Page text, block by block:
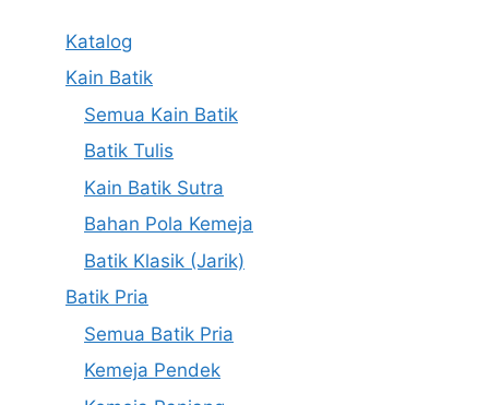
Katalog
Kain Batik
Semua Kain Batik
Batik Tulis
Kain Batik Sutra
Bahan Pola Kemeja
Batik Klasik (Jarik)
Batik Pria
Semua Batik Pria
Kemeja Pendek